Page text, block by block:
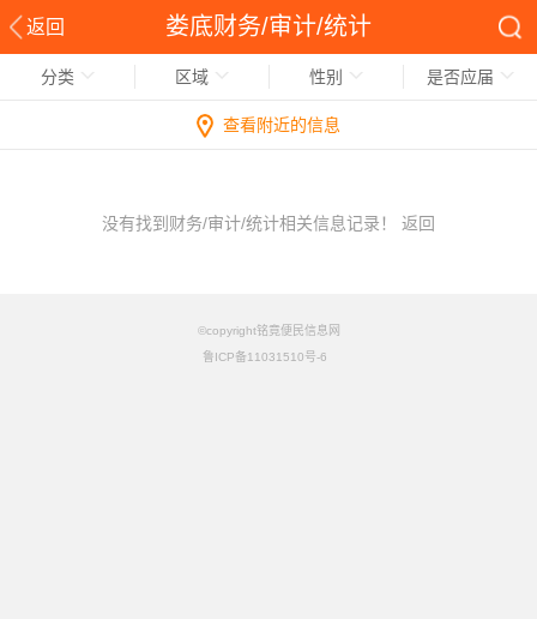
返回 娄底财务/审计/统计
分类 区域 性别 是否应届
查看附近的信息
没有找到财务/审计/统计相关信息记录！ 返回
©copyright铭竟便民信息网
鲁ICP备11031510号-6